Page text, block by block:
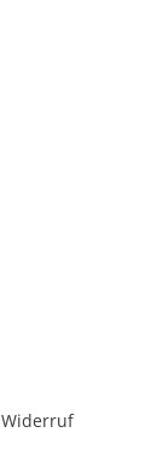
Widerruf